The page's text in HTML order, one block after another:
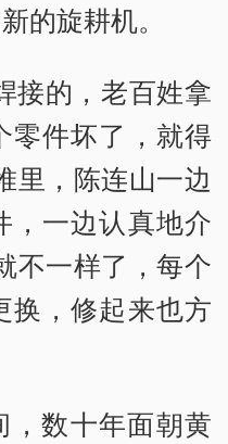
的旋耕机。
接的，老百姓拿
零件坏了，就得
里，陈连山一边
，一边认真地介
不一样了，每个
换，修起来也方
，数十年面朝黄